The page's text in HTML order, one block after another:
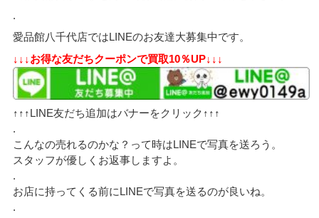
.
愛品館八千代店ではLINEのお友達大募集中です。
↓↓↓お得な友だちクーポンで買取10％UP↓↓↓
↑↑↑LINE友だち追加はバナーをクリック↑↑↑
.
こんなの売れるのかな？って時はLINEで写真を送ろう。
スタッフが優しくお返事しますよ。
.
お店に持ってくる前にLINEで写真を送るのが良いね。
.